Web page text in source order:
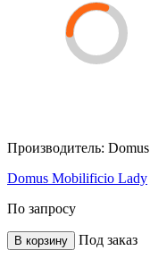
Производитель: Domus
Domus Mobilificio Lady
По запросу
В корзину Под заказ